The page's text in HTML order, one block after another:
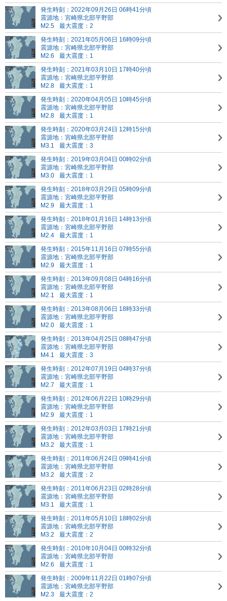
発生時刻：2022年09月26日 06時41分頃
震源地：宮崎県北部平野部
M2.5
最大震度：2
発生時刻：2021年05月06日 16時09分頃
震源地：宮崎県北部平野部
M2.6
最大震度：1
発生時刻：2021年03月10日 17時40分頃
震源地：宮崎県北部平野部
M2.8
最大震度：1
発生時刻：2020年04月05日 10時45分頃
震源地：宮崎県北部平野部
M2.8
最大震度：1
発生時刻：2020年03月24日 12時15分頃
震源地：宮崎県北部平野部
M3.1
最大震度：3
発生時刻：2019年03月04日 00時02分頃
震源地：宮崎県北部平野部
M3.0
最大震度：1
発生時刻：2018年03月29日 05時09分頃
震源地：宮崎県北部平野部
M2.9
最大震度：1
発生時刻：2018年01月16日 14時13分頃
震源地：宮崎県北部平野部
M2.4
最大震度：1
発生時刻：2015年11月16日 07時55分頃
震源地：宮崎県北部平野部
M2.9
最大震度：1
発生時刻：2013年09月08日 04時16分頃
震源地：宮崎県北部平野部
M2.1
最大震度：1
発生時刻：2013年08月06日 18時33分頃
震源地：宮崎県北部平野部
M2.0
最大震度：1
発生時刻：2013年04月25日 08時47分頃
震源地：宮崎県北部平野部
M4.1
最大震度：3
発生時刻：2012年07月19日 04時37分頃
震源地：宮崎県北部平野部
M2.7
最大震度：1
発生時刻：2012年06月22日 10時29分頃
震源地：宮崎県北部平野部
M2.9
最大震度：1
発生時刻：2012年03月03日 17時21分頃
震源地：宮崎県北部平野部
M3.2
最大震度：1
発生時刻：2011年06月24日 09時41分頃
震源地：宮崎県北部平野部
M3.2
最大震度：2
発生時刻：2011年06月23日 02時28分頃
震源地：宮崎県北部平野部
M3.1
最大震度：1
発生時刻：2011年05月10日 18時02分頃
震源地：宮崎県北部平野部
M3.2
最大震度：2
発生時刻：2010年10月04日 00時32分頃
震源地：宮崎県北部平野部
M2.6
最大震度：1
発生時刻：2009年11月22日 01時07分頃
震源地：宮崎県北部平野部
M2.3
最大震度：2